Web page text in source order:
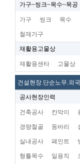
가구~씽크~목수~목공
가구 씽크 목수
철재가구
재활용고물상
재활용센타 고물상
건설현장.단순노무.외
공사현장인력
건축공사 칸막이
경량철골 동바리
실내공사 페인트
형틀목수 일용직